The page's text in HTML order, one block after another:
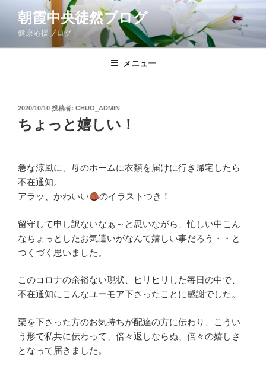
ン
朝霞中央徒然ブログ
健康応援ブログ
メニュー
投
稿
日:
2020/10/10 投稿者: CHUO_ADMIN
ちょっと嬉しい！
急な涼風に、母のホームに衣類を届けに行き帰宅したら
不在通知。
アラッ、かわいい
のイラストつき！
留守して申し訳ないなぁ～と思いながら、忙しい中こん
なちょっとしたお気遣いがなんて嬉しい事だろう・・と
つくづく思いました。
このコロナの余裕ない現状、ヒリヒリした毎日の中で、
不在通知にこんなユーモア下さったことに感謝でした。
栗を下さった方のお気持ちが配達の方に伝わり、こうい
う形で私共に伝わって、倍々返しならぬ、倍々の嬉しさ
となって届きました。